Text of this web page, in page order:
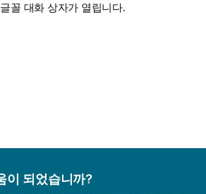
꼴 대화 상자가 열립니다.
이 되었습니까?